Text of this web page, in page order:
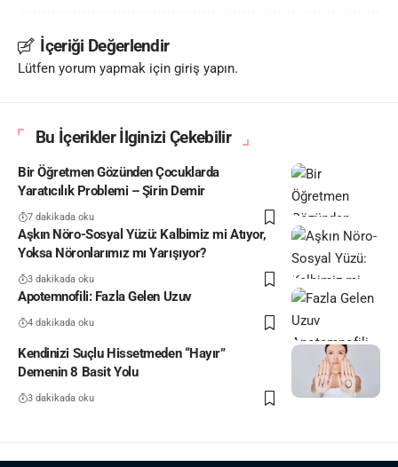
İçeriği Değerlendir
Lütfen yorum yapmak için giriş yapın.
Bu İçerikler İlginizi Çekebilir
Bir Öğretmen Gözünden Çocuklarda
Yaratıcılık Problemi – Şirin Demir
7 dakikada oku
Aşkın Nöro-Sosyal Yüzü: Kalbimiz mi Atıyor,
Yoksa Nöronlarımız mı Yarışıyor?
3 dakikada oku
Apotemnofili: Fazla Gelen Uzuv
4 dakikada oku
Kendinizi Suçlu Hissetmeden “Hayır”
Demenin 8 Basit Yolu
3 dakikada oku